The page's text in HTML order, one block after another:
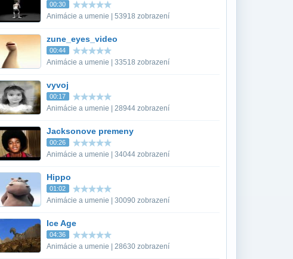
00:30
Animácie a umenie | 53918 zobrazení
zune_eyes_video
00:44
Animácie a umenie | 33518 zobrazení
vyvoj
00:17
Animácie a umenie | 28944 zobrazení
Jacksonove premeny
00:26
Animácie a umenie | 34044 zobrazení
Hippo
01:02
Animácie a umenie | 30090 zobrazení
Ice Age
04:36
Animácie a umenie | 28630 zobrazení